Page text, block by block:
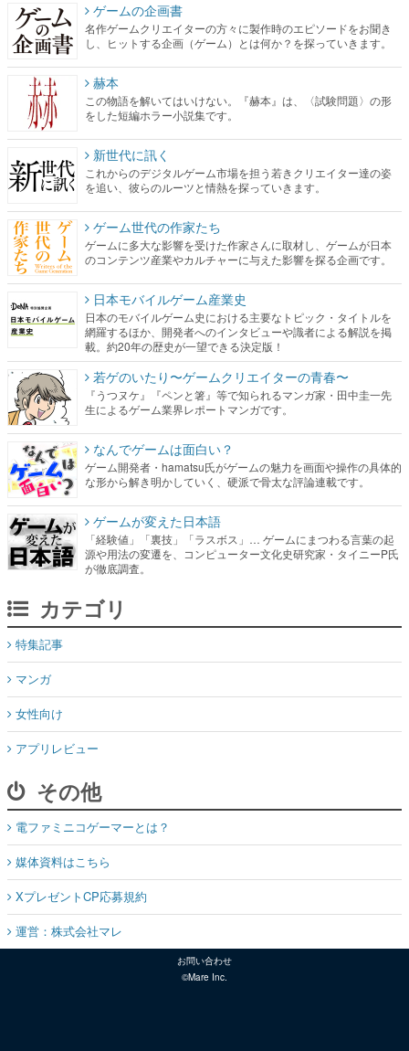
ゲームの企画書
名作ゲームクリエイターの方々に製作時のエピソードをお聞き
し、ヒットする企画（ゲーム）とは何か？を探っていきます。
赫本
この物語を解いてはいけない。『赫本』は、〈試験問題〉の形
をした短編ホラー小説集です。
新世代に訊く
これからのデジタルゲーム市場を担う若きクリエイター達の姿
を追い、彼らのルーツと情熱を探っていきます。
ゲーム世代の作家たち
ゲームに多大な影響を受けた作家さんに取材し、ゲームが日本
のコンテンツ産業やカルチャーに与えた影響を探る企画です。
日本モバイルゲーム産業史
日本のモバイルゲーム史における主要なトピック・タイトルを
網羅するほか、開発者へのインタビューや識者による解説を掲
載。約20年の歴史が一望できる決定版！
若ゲのいたり〜ゲームクリエイターの青春〜
『うつヌケ』『ペンと箸』等で知られるマンガ家・田中圭一先
生によるゲーム業界レポートマンガです。
なんでゲームは面白い？
ゲーム開発者・hamatsu氏がゲームの魅力を画面や操作の具体的
な形から解き明かしていく、硬派で骨太な評論連載です。
ゲームが変えた日本語
「経験値」「裏技」「ラスボス」… ゲームにまつわる言葉の起
源や用法の変遷を、コンピューター文化史研究家・タイニーP氏
が徹底調査。
カテゴリ
特集記事
マンガ
女性向け
アプリレビュー
その他
電ファミニコゲーマーとは？
媒体資料はこちら
XプレゼントCP応募規約
運営：株式会社マレ
お問い合わせ
©Mare Inc.